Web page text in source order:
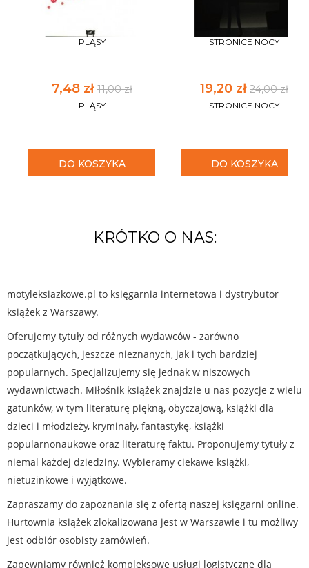
PLĄSY
7,48 zł11,00 zł
PLĄSY
DO KOSZYKA
STRONICE NOCY
19,20 zł 24,00 zł
STRONICE NOCY
DO KOSZYKA
KRÓTKO O NAS:
motyleksiazkowe.pl to księgarnia internetowa i dystrybutor
książek z Warszawy.
Oferujemy tytuły od różnych wydawców - zarówno
początkujących, jeszcze nieznanych, jak i tych bardziej
popularnych. Specjalizujemy się jednak w niszowych
wydawnictwach. Miłośnik książek znajdzie u nas pozycje z wielu
gatunków, w tym literaturę piękną, obyczajową, książki dla
dzieci i młodzieży, kryminały, fantastykę, książki
popularnonaukowe oraz literaturę faktu. Proponujemy tytuły z
niemal każdej dziedziny. Wybieramy ciekawe książki,
nietuzinkowe i wyjątkowe.
Zapraszamy do zapoznania się z ofertą naszej księgarni online.
Hurtownia książek zlokalizowana jest w Warszawie i tu możliwy
jest odbiór osobisty zamówień.
Zapewniamy również kompleksowe usługi logistyczne dla